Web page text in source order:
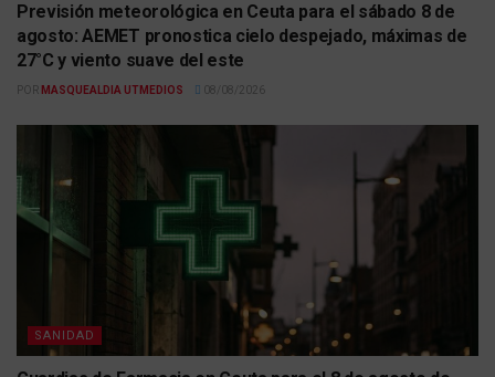
Previsión meteorológica en Ceuta para el sábado 8 de
agosto: AEMET pronostica cielo despejado, máximas de
27°C y viento suave del este
POR MASQUEALDIA UTMEDIOS 08/08/2026
SANIDAD